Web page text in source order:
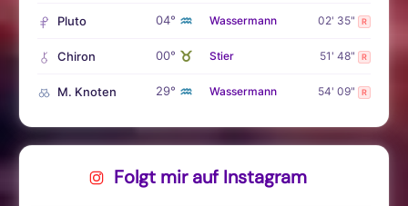
Pluto 04° ♒ Wassermann 02' 35" R
Chiron 00° ♉ Stier 51' 48" R
M. Knoten 29° ♒ Wassermann 54' 09" R
Folgt mir auf Instagram